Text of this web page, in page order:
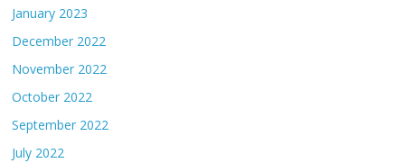
January 2023
December 2022
November 2022
October 2022
September 2022
July 2022